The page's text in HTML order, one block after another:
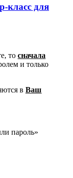
класс для
то сначала
и только
в Ваш
пароль»